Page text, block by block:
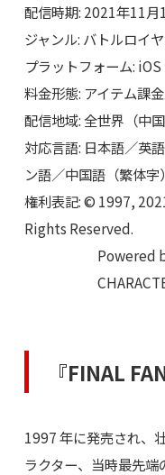
配信時期: 2021年11月
ジャンル: バトルロイ
プラットフォーム:
料金形態: アイテム課
配信地域: 全世界（中
対応言語: 日本語／英
ン語／中国語（繁体字
権利表記: © 1997,
Rights Reserved.
Powered by
CHARACTER
『FINAL
1997 年に発売され、
ラクター、当時最先